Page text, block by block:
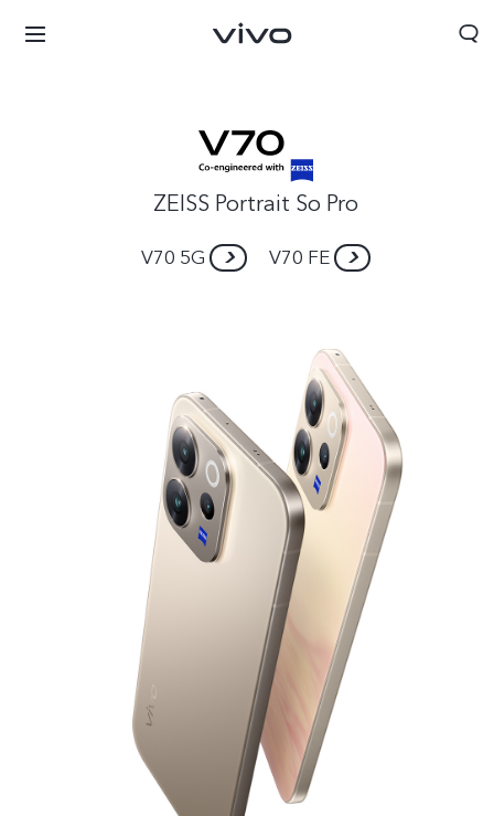
ZEISS Portrait So Pro
V70 5G V70 FE